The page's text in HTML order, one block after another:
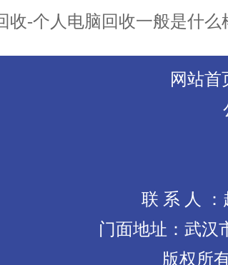
收-个人电脑回收一般是什么
网站首
联 系 人 ：
门面地址：武汉
版权所